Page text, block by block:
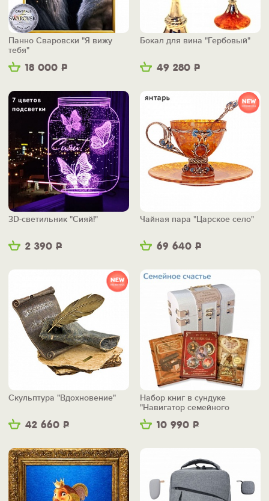
18 000 Р
Панно Сваровски "Я вижу
тебя"
49 280 Р
Бокал для вина "Гербовый"
2 390 Р
3D-светильник "Сияй!"
69 640 Р
Чайная пара "Царское село"
42 660 Р
Скульптура "Вдохновение"
10 990 Р
Набор книг в сундуке
"Навигатор семейного
счастья"